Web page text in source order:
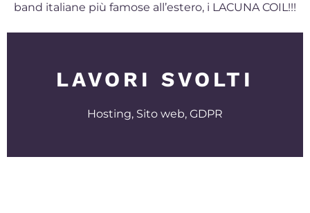
band italiane più famose all’estero, i LACUNA COIL!!!
LAVORI SVOLTI
Hosting, Sito web, GDPR